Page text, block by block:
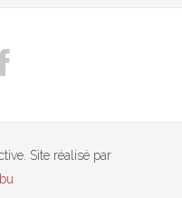
Site réalisé par